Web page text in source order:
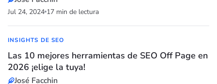
Jul 24, 2024 17 min de lectura
INSIGHTS DE SEO
Las 10 mejores herramientas de SEO Off Page en
2026 ¡elige la tuya!
José Facchin